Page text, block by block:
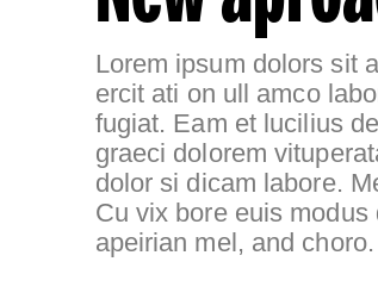
Lorem ipsum dolors sit
ercit ati on ull amco
fugiat. Eam et lucilius
graeci dolorem
dolor si dicam labore.
Cu vix bore euis
apeirian mel, and choro.